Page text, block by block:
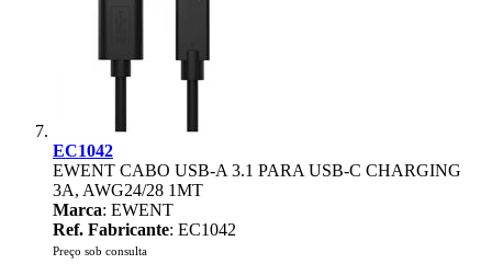
EC1042
EWENT CABO USB-A 3.1 PARA USB-C CHARGING
3A, AWG24/28 1MT
Marca: EWENT
Ref. Fabricante: EC1042
Preço sob consulta